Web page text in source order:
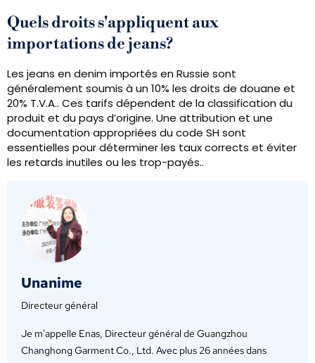
Quels droits s'appliquent aux
importations de jeans?
Les jeans en denim importés en Russie sont
généralement soumis à un 10% les droits de douane et
20% T.V.A.. Ces tarifs dépendent de la classification du
produit et du pays d’origine. Une attribution et une
documentation appropriées du code SH sont
essentielles pour déterminer les taux corrects et éviter
les retards inutiles ou les trop-payés..
Unanime
Directeur général
Je m'appelle Enas, Directeur général de Guangzhou
Changhong Garment Co., Ltd. Avec plus 26 années dans